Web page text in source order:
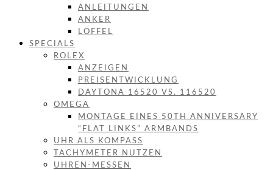
ANLEITUNGEN
ANKER
LÖFFEL
SPECIALS
ROLEX
ANZEIGEN
PREISENTWICKLUNG
DAYTONA 16520 VS. 116520
OMEGA
MONTAGE EINES 50TH ANNIVERSARY
“FLAT LINKS” ARMBANDS
UHR ALS KOMPASS
TACHYMETER NUTZEN
UHREN-MESSEN